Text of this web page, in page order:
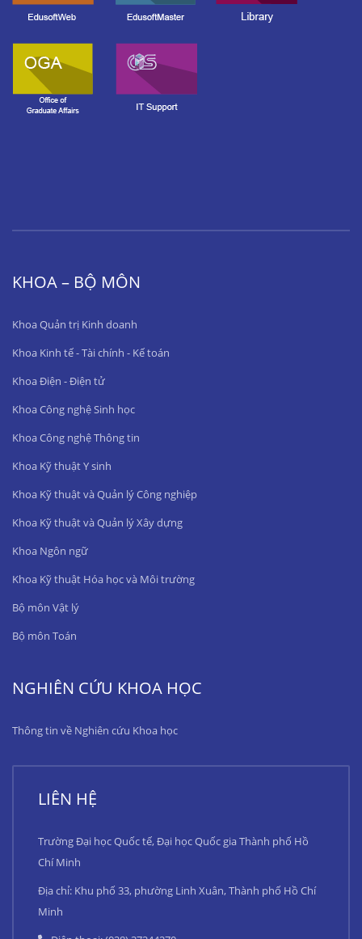
KHOA – BỘ MÔN
Khoa Quản trị Kinh doanh
Khoa Kinh tế - Tài chính - Kế toán
Khoa Điện - Điện tử
Khoa Công nghệ Sinh học
Khoa Công nghệ Thông tin
Khoa Kỹ thuật Y sinh
Khoa Kỹ thuật và Quản lý Công nghiệp
Khoa Kỹ thuật và Quản lý Xây dựng
Khoa Ngôn ngữ
Khoa Kỹ thuật Hóa học và Môi trường
Bộ môn Vật lý
Bộ môn Toán
NGHIÊN CỨU KHOA HỌC
Thông tin về Nghiên cứu Khoa học
LIÊN HỆ
Trường Đại học Quốc tế, Đại học Quốc gia Thành phố Hồ
Chí Minh
Địa chỉ: Khu phố 33, phường Linh Xuân, Thành phố Hồ Chí
Minh